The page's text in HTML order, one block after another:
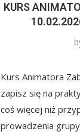
KURS
Kurs Animatora
zapisz się na
coś więcej niż
prowadzenia